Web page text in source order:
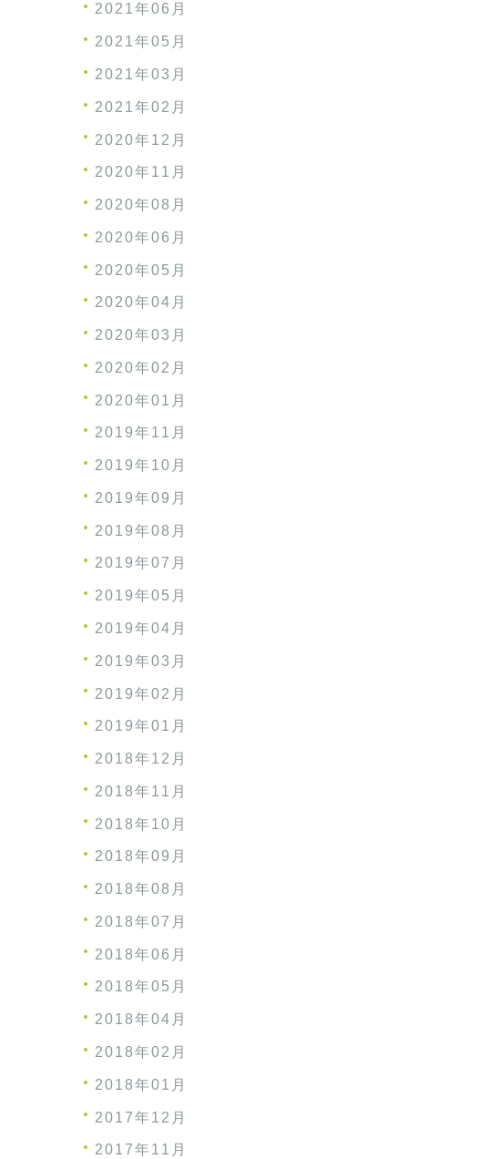
2021年06月
2021年05月
2021年03月
2021年02月
2020年12月
2020年11月
2020年08月
2020年06月
2020年05月
2020年04月
2020年03月
2020年02月
2020年01月
2019年11月
2019年10月
2019年09月
2019年08月
2019年07月
2019年05月
2019年04月
2019年03月
2019年02月
2019年01月
2018年12月
2018年11月
2018年10月
2018年09月
2018年08月
2018年07月
2018年06月
2018年05月
2018年04月
2018年02月
2018年01月
2017年12月
2017年11月